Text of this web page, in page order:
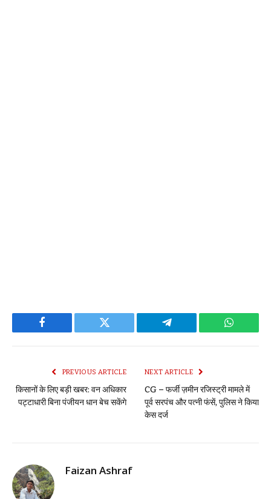
Facebook Twitter Telegram
PREVIOUS ARTICLE
किसानों के लिए बड़ी खबर: वन अधिकार
पट्टाधारी बिना पंजीयन धान बेच सकेंगे
NEXT ARTICLE
CG – फर्जी ज़मीन रजिस्ट्री मामले में
पूर्व सरपंच और पत्नी फंसें, पुलिस ने किया
केस दर्ज
Faizan Ashraf